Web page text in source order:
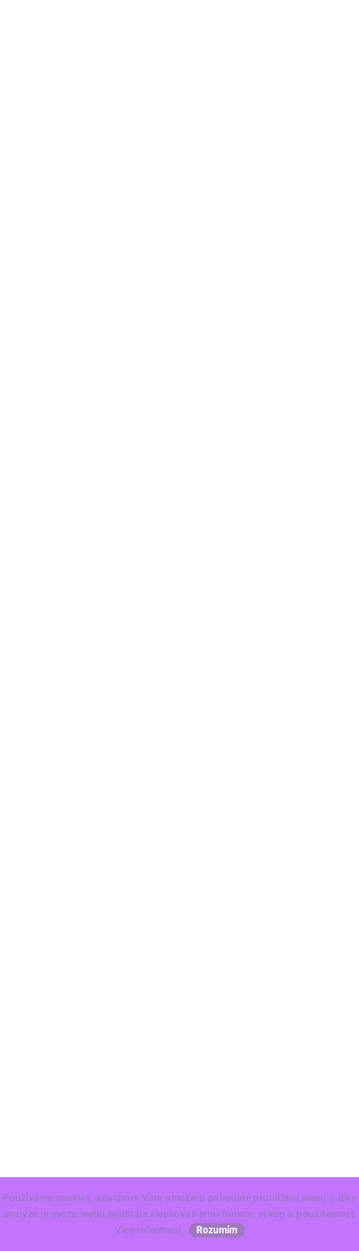
Používáme cookies, abychom Vám umožnili pohodlné prohlížení webu a díky
analýze provozu webu neustále zlepšovali jeho funkce, výkon a použitelnost.
Více informací
Rozumím